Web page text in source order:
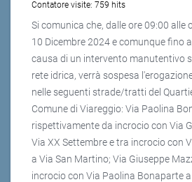
Contatore visite: 759 hits
Si comunica che, dalle ore 09:00 alle
10 Dicembre 2024 e comunque fino
causa di un intervento manutentivo
rete idrica, verrà sospesa
nelle seguenti strade/tratti del
Comune di Viareggio: Via Paolina
rispettivamente da incrocio con Via
Via XX Settembre e tra incrocio con
a Via San Martino; Via Giuseppe
incrocio con Via Paolina Bonaparte a